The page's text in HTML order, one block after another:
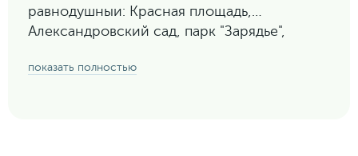
равнодушныи: Красная площадь,
Александровский сад, парк "Зарядье",
Москва-сити. Программа разработана с
показать полностью